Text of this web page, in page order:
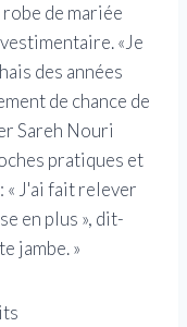
de mariée
«Je
des années
de chance de
Sareh Nouri
pratiques et
« J'ai fait relever
en plus », dit-
jambe. »